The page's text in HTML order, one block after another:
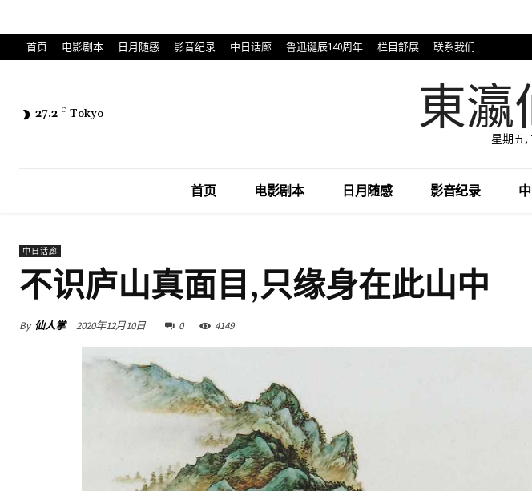
首页 电影剧本 日月随感 影音纪录 中日话廊 鲁迅诞辰140周年 栏目舒展 联系我们
27.2 C Tokyo 東瀛
星期五,
首页 电影剧本 日月随感 影音纪录
中日话廊
不识庐山真面目,只缘身在此山中
By 仙人掌 2020年12月10日 0 4149